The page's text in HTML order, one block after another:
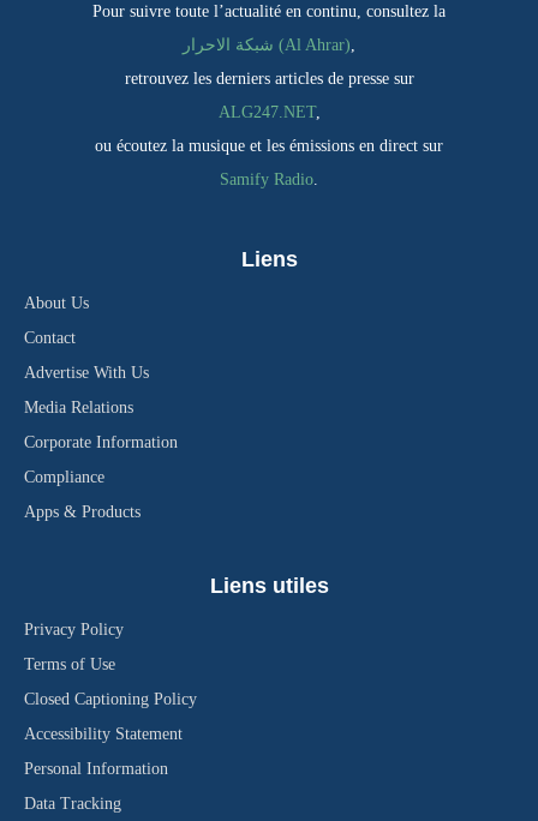
Pour suivre toute l’actualité en continu, consultez la
شبكة الاحرار (Al Ahrar)
retrouvez les derniers articles de presse sur
ALG247.NET,
ou écoutez la musique et les émissions en direct sur
Samify Radio
Liens
About Us
Contact
Advertise With Us
Media Relations
Corporate Information
Compliance
Apps & Products
Liens utiles
Privacy Policy
Terms of Use
Closed Captioning Policy
Accessibility Statement
Personal Information
Data Tracking